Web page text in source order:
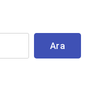
Ara